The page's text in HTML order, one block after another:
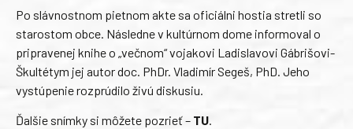
Po slávnostnom pietnom akte sa oficiálni hostia stretli so
starostom obce. Následne v kultúrnom dome informoval o
pripravenej knihe o „večnom“ vojakovi Ladislavovi Gábrišovi-
Škultétym jej autor doc. PhDr. Vladimír Segeš, PhD. Jeho
vystúpenie rozprúdilo živú diskusiu.
Ďalšie snímky si môžete pozrieť – TU.